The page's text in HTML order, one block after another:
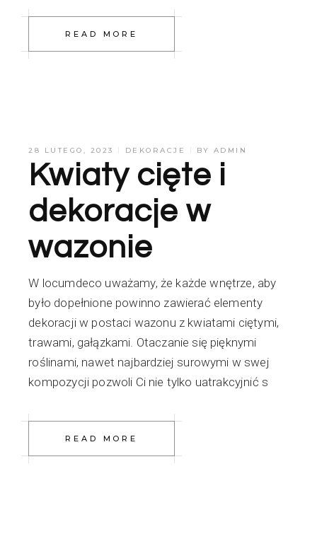
READ MORE
28 LUTEGO, 2023 DEKORACJE BY ADMIN
Kwiaty cięte i
dekoracje w
wazonie
W locumdeco uważamy, że każde wnętrze, aby
było dopełnione powinno zawierać elementy
dekoracji w postaci wazonu z kwiatami ciętymi,
trawami, gałązkami. Otaczanie się pięknymi
roślinami, nawet najbardziej surowymi w swej
kompozycji pozwoli Ci nie tylko uatrakcyjnić s
READ MORE